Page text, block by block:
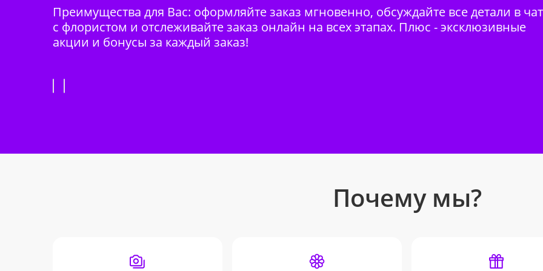
Преимущества для Вас: оформляйте заказ мгновенно, обсуждайте все детали в
с флористом и отслеживайте заказ онлайн на всех этапах. Плюс - эксклюзивные
акции и бонусы за каждый заказ!
Почему мы?